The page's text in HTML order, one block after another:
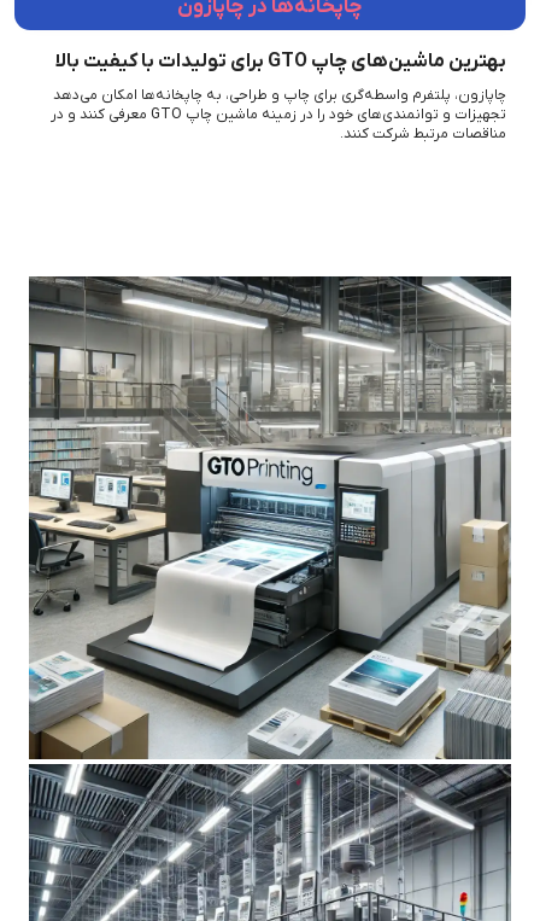
چاپخانه‌ها در چاپازون
بهترین ماشین‌های چاپ GTO برای تولیدات با کیفیت بالا
چاپازون، پلتفرم واسطه‌گری برای چاپ و طراحی، به چاپخانه‌ها امکان می‌دهد
تجهیزات و توانمندی‌های خود را در زمینه ماشین چاپ GTO معرفی کنند و در
مناقصات مرتبط شرکت کنند.